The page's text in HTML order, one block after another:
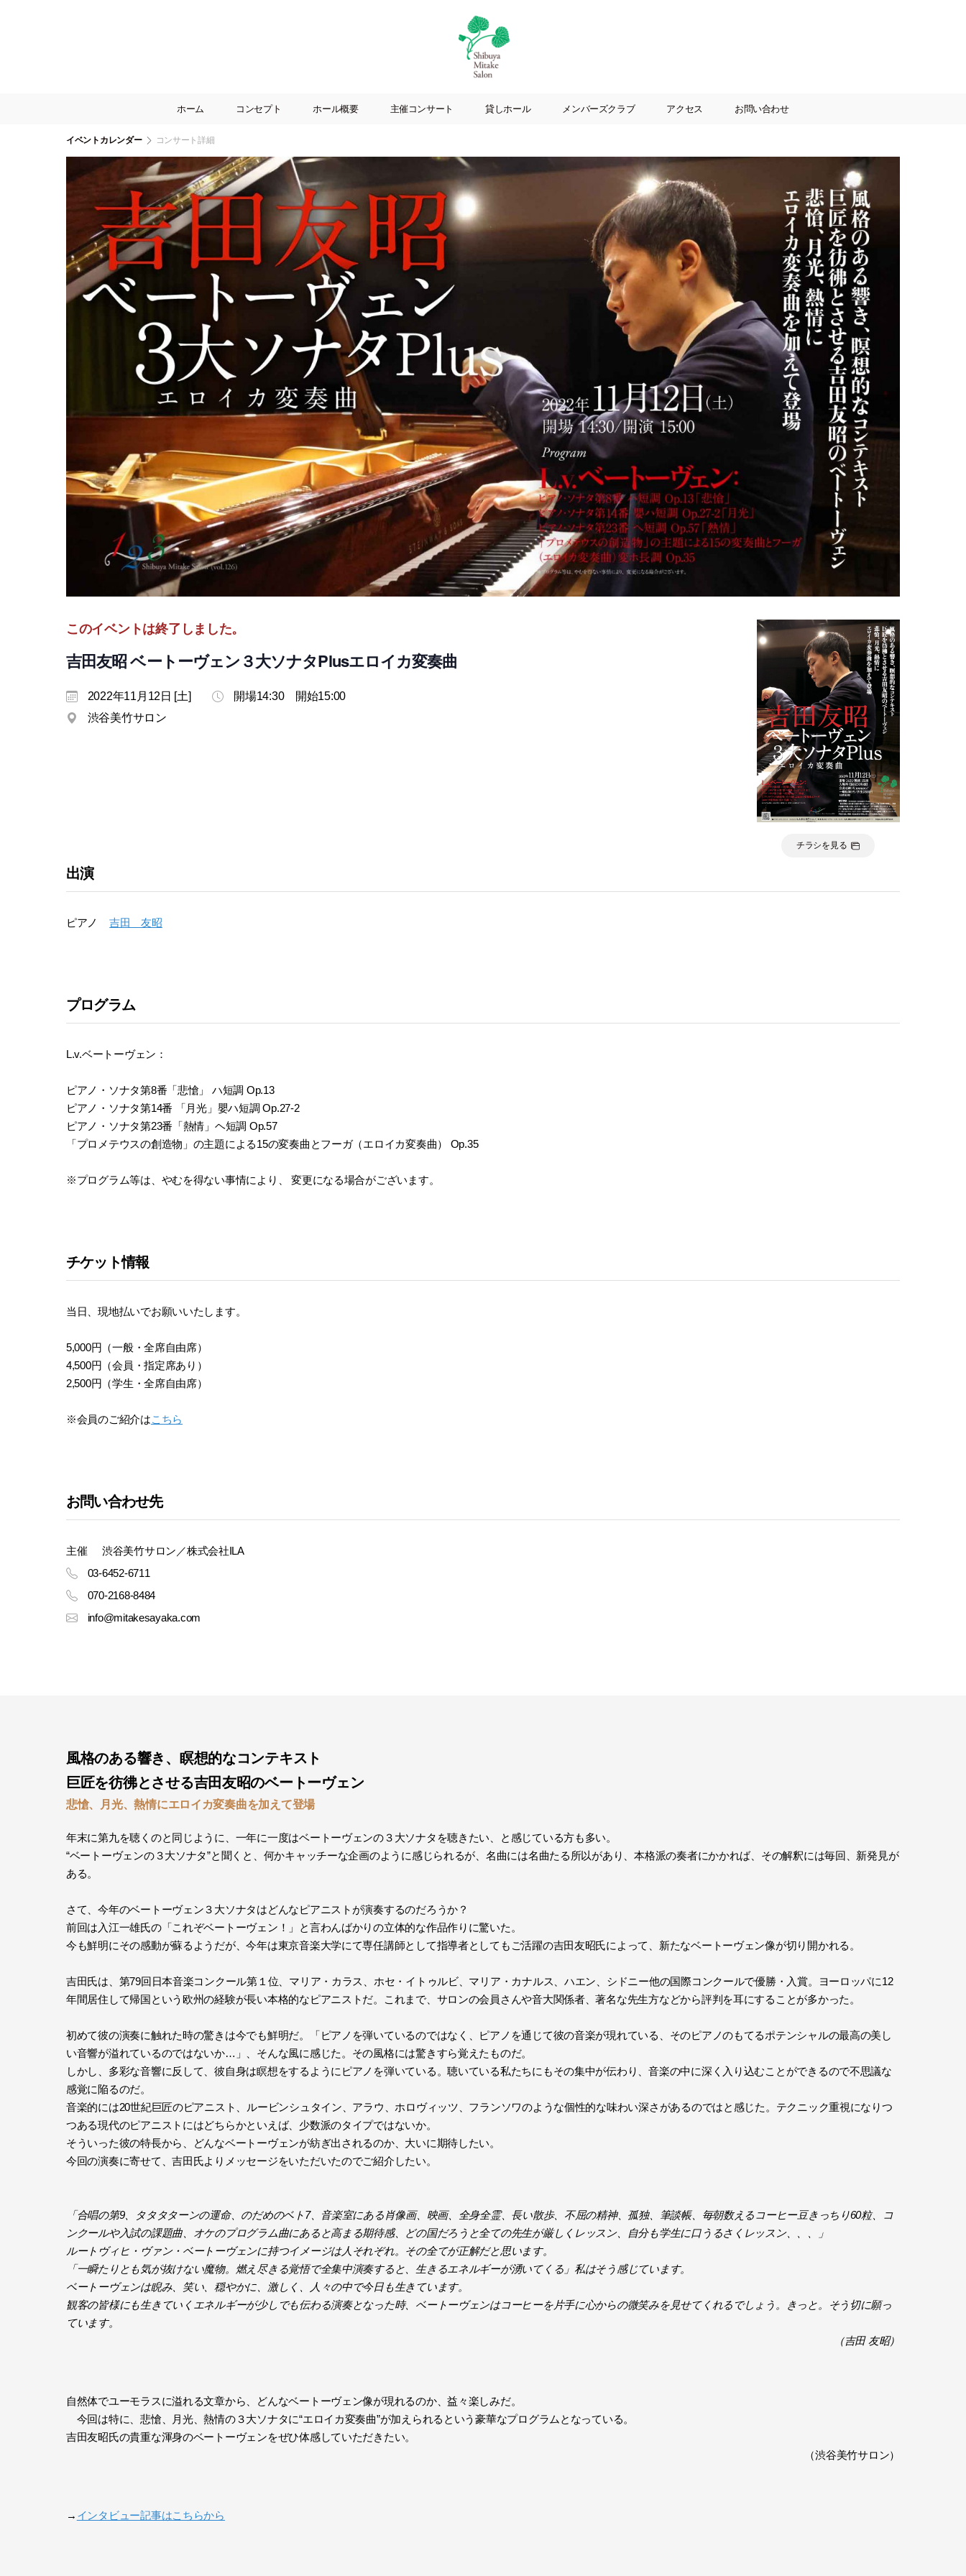
谷
美
ン
|
谷
徒
風
モ
ダ
ン
な
音
楽
サ
ロ
ン
ホーム コンセプト ホール概要 主催コンサート 貸しホール メンバーズクラブ アクセス お問い合わせ
イベントカレンダー コンサート詳細
このイベントは終了しました。
吉田友昭 ベートーヴェン３大ソナタPlusエロイカ変奏曲
2022年11月12日 [土]
開場14:30 開始15:00
渋谷美竹サロン
チラシを見る
出演
ピアノ 吉田 友昭
プログラム
L.v.ベートーヴェン：
ピアノ・ソナタ第8番「悲愴」 ハ短調 Op.13
ピアノ・ソナタ第14番 「月光」嬰ハ短調 Op.27-2
ピアノ・ソナタ第23番「熱情」ヘ短調 Op.57
「プロメテウスの創造物」の主題による15の変奏曲とフーガ（エロイカ変奏曲） Op.35
※プログラム等は、やむを得ない事情により、 変更になる場合がございます。
チケット情報
当日、現地払いでお願いいたします。
5,000円（一般・全席自由席）
4,500円（会員・指定席あり）
2,500円（学生・全席自由席）
※会員のご紹介はこちら
お問い合わせ先
主催
渋谷美竹サロン／株式会社ILA
03-6452-6711
070-2168-8484
info@mitakesayaka.com
風格のある響き、瞑想的なコンテキスト
巨匠を彷彿とさせる吉田友昭のベートーヴェン
悲愴、月光、熱情にエロイカ変奏曲を加えて登場
年末に第九を聴くのと同じように、一年に一度はベートーヴェンの３大ソナタを聴きたい、と感じている方も多い。
“ベートーヴェンの３大ソナタ”と聞くと、何かキャッチーな企画のように感じられるが、名曲には名曲たる所以があり、本格派の奏者にかかれば、その解釈には毎回、新発見が
ある。
さて、今年のベートーヴェン３大ソナタはどんなピアニストが演奏するのだろうか？
前回は入江一雄氏の「これぞベートーヴェン！」と言わんばかりの立体的な作品作りに驚いた。
今も鮮明にその感動が蘇るようだが、今年は東京音楽大学にて専任講師として指導者としてもご活躍の吉田友昭氏によって、新たなベートーヴェン像が切り開かれる。
吉田氏は、第79回日本音楽コンクール第１位、マリア・カラス、ホセ・イトゥルビ、マリア・カナルス、ハエン、シドニー他の国際コンクールで優勝・入賞。ヨーロッパに12
年間居住して帰国という欧州の経験が長い本格的なピアニストだ。これまで、サロンの会員さんや音大関係者、著名な先生方などから評判を耳にすることが多かった。
初めて彼の演奏に触れた時の驚きは今でも鮮明だ。「ピアノを弾いているのではなく、ピアノを通じて彼の音楽が現れている、そのピアノのもてるポテンシャルの最高の美し
い音響が溢れているのではないか…」、そんな風に感じた。その風格には驚きすら覚えたものだ。
しかし、多彩な音響に反して、彼自身は瞑想をするようにピアノを弾いている。聴いている私たちにもその集中が伝わり、音楽の中に深く入り込むことができるので不思議な
感覚に陥るのだ。
音楽的には20世紀巨匠のピアニスト、ルービンシュタイン、アラウ、ホロヴィッツ、フランソワのような個性的な味わい深さがあるのではと感じた。テクニック重視になりつ
つある現代のピアニストにはどちらかといえば、少数派のタイプではないか。
そういった彼の特長から、どんなベートーヴェンが紡ぎ出されるのか、大いに期待したい。
今回の演奏に寄せて、吉田氏よりメッセージをいただいたのでご紹介したい。
「合唱の第9、タタタターンの運命、のだめのベト7、音楽室にある肖像画、映画、全身全霊、長い散歩、不屈の精神、孤独、筆談帳、毎朝数えるコーヒー豆きっちり60粒、コ
ンクールや入試の課題曲、オケのプログラム曲にあると高まる期待感、どの国だろうと全ての先生が厳しくレッスン、自分も学生に口うるさくレッスン、、、」
ルートヴィヒ・ヴァン・ベートーヴェンに持つイメージは人それぞれ。その全てが正解だと思います。
「一瞬たりとも気が抜けない魔物。燃え尽きる覚悟で全集中演奏すると、生きるエネルギーが湧いてくる」私はそう感じています。
ベートーヴェンは睨み、笑い、穏やかに、激しく、人々の中で今日も生きています。
観客の皆様にも生きていくエネルギーが少しでも伝わる演奏となった時、ベートーヴェンはコーヒーを片手に心からの微笑みを見せてくれるでしょう。きっと。そう切に願っ
ています。
（吉田 友昭）
自然体でユーモラスに溢れる文章から、どんなベートーヴェン像が現れるのか、益々楽しみだ。
今回は特に、悲愴、月光、熱情の３大ソナタに“エロイカ変奏曲”が加えられるという豪華なプログラムとなっている。
吉田友昭氏の貴重な渾身のベートーヴェンをぜひ体感していただきたい。
（渋谷美竹サロン）
→ インタビュー記事はこちらから